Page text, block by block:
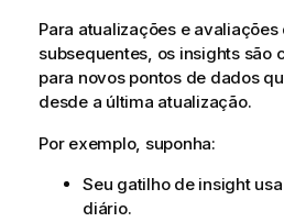
Para atualizações e
subsequentes, os insights são
para novos pontos de dados
desde a última atualização.
Por exemplo, suponha:
Seu gatilho de insight
diário.